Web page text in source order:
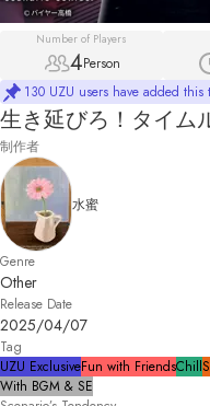
Number of Players
4Person
130 UZU users have added
生き延びろ！タイム
制作者
水蜜
Genre
Other
Release Date
2025/04/07
Tag
UZU ExclusiveFun with FriendsChill
With BGM & SE